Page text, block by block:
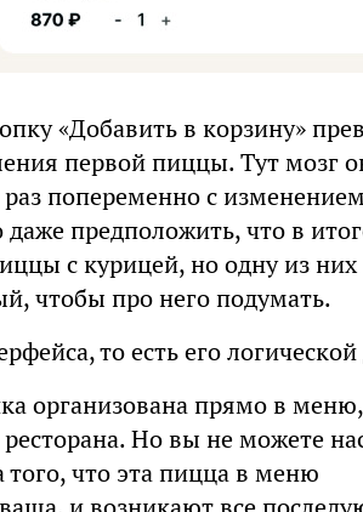
«Добавить в корзину»
первой пиццы. Тут мозг
попеременно с
предположить, что в
с курицей, но одну из них
чтобы про него подумать.
то есть его
организована прямо в
Но вы не можете
что эта пицца в меню